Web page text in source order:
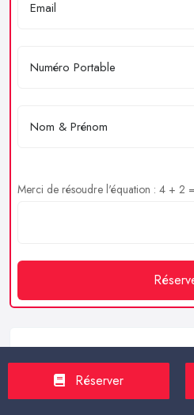
Merci de résoudre l'équation : 4 + 2
Service client
https://proxilive.fr
Réserver